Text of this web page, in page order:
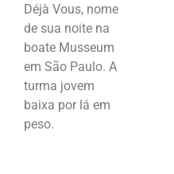
Déjà Vous, nome
de sua noite na
boate Musseum
em São Paulo. A
turma jovem
baixa por lá em
peso.